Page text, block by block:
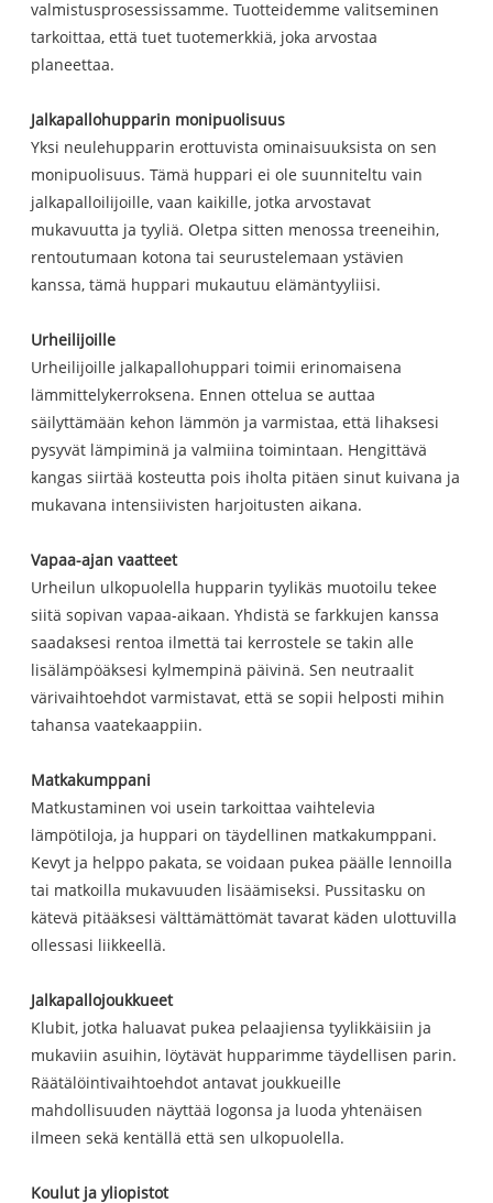
valmistusprosessissamme. Tuotteidemme valitseminen
tarkoittaa, että tuet tuotemerkkiä, joka arvostaa
planeettaa.
Jalkapallohupparin monipuolisuus
Yksi neulehupparin erottuvista ominaisuuksista on sen
monipuolisuus. Tämä huppari ei ole suunniteltu vain
jalkapalloilijoille, vaan kaikille, jotka arvostavat
mukavuutta ja tyyliä. Oletpa sitten menossa treeneihin,
rentoutumaan kotona tai seurustelemaan ystävien
kanssa, tämä huppari mukautuu elämäntyyliisi.
Urheilijoille
Urheilijoille jalkapallohuppari toimii erinomaisena
lämmittelykerroksena. Ennen ottelua se auttaa
säilyttämään kehon lämmön ja varmistaa, että lihaksesi
pysyvät lämpiminä ja valmiina toimintaan. Hengittävä
kangas siirtää kosteutta pois iholta pitäen sinut kuivana ja
mukavana intensiivisten harjoitusten aikana.
Vapaa-ajan vaatteet
Urheilun ulkopuolella hupparin tyylikäs muotoilu tekee
siitä sopivan vapaa-aikaan. Yhdistä se farkkujen kanssa
saadaksesi rentoa ilmettä tai kerrostele se takin alle
lisälämpöäksesi kylmempinä päivinä. Sen neutraalit
värivaihtoehdot varmistavat, että se sopii helposti mihin
tahansa vaatekaappiin.
Matkakumppani
Matkustaminen voi usein tarkoittaa vaihtelevia
lämpötiloja, ja huppari on täydellinen matkakumppani.
Kevyt ja helppo pakata, se voidaan pukea päälle lennoilla
tai matkoilla mukavuuden lisäämiseksi. Pussitasku on
kätevä pitääksesi välttämättömät tavarat käden ulottuvilla
ollessasi liikkeellä.
Jalkapallojoukkueet
Klubit, jotka haluavat pukea pelaajiensa tyylikkäisiin ja
mukaviin asuihin, löytävät hupparimme täydellisen parin.
Räätälöintivaihtoehdot antavat joukkueille
mahdollisuuden näyttää logonsa ja luoda yhtenäisen
ilmeen sekä kentällä että sen ulkopuolella.
Koulut ja yliopistot